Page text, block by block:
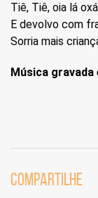
Tiê, Tiê, oia lá
E devolvo com
Sorria mais
Música gravada
COMPARTILHE